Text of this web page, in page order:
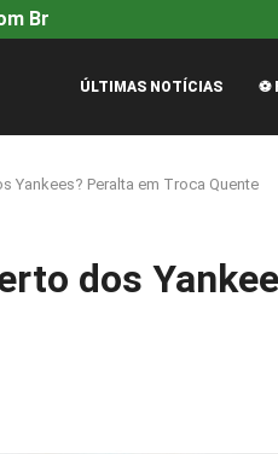
Brad Pitt é...
ÚLTIMAS NOTÍCIAS ⚽
Yankees? Peralta em Troca Quente
dos